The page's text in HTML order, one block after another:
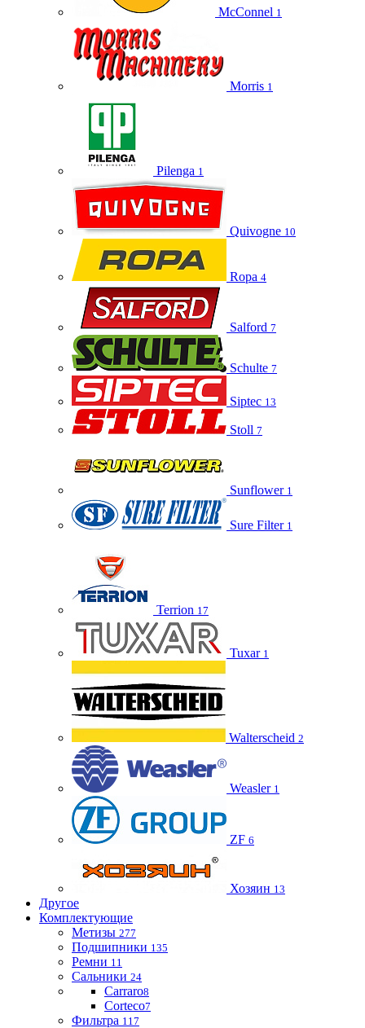
McConnel 1
Morris 1
Pilenga 1
Quivogne 10
Ropa 4
Salford 7
Schulte 7
Siptec 13
Stoll 7
Sunflower 1
Sure Filter 1
Terrion 17
Tuxar 1
Walterscheid 2
Weasler 1
ZF 6
Хозяин 13
Другое
Комплектующие
Метизы 277
Подшипники 135
Ремни 11
Сальники 24
Carraro8
Corteco7
Фильтра 117